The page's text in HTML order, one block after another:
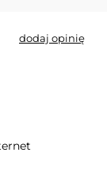
dodaj opinię